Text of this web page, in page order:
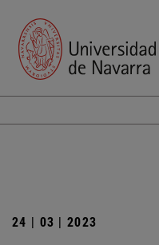
24 | 03 | 2023